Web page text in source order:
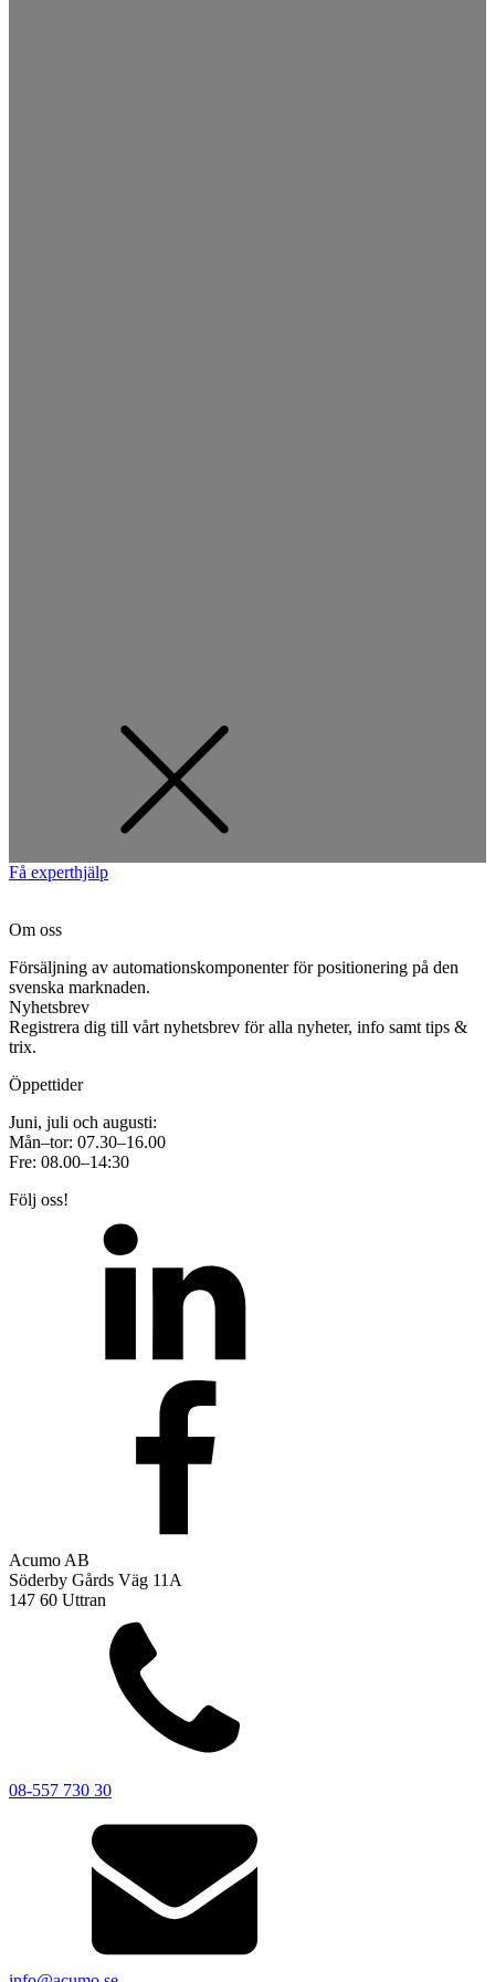
Få experthjälp
Om oss
Försäljning av automationskomponenter för positionering på den
svenska marknaden.
Nyhetsbrev
Registrera dig till vårt nyhetsbrev för alla nyheter, info samt tips &
trix.
Öppettider
Juni, juli och augusti:
Mån–tor: 07.30–16.00
Fre: 08.00–14:30
Följ oss!
Acumo AB
Söderby Gårds Väg 11A
147 60 Uttran
08-557 730 30